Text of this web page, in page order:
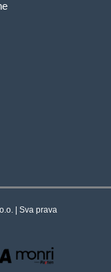
| Sva prava